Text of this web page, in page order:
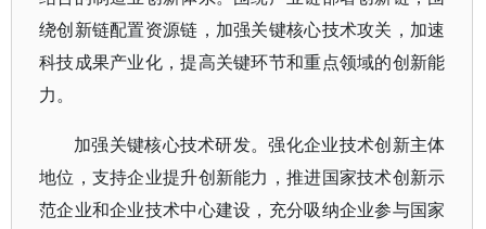
绕创新链配置资源链，加强关键核心技术攻关，加速
科技成果产业化，提高关键环节和重点领域的创新能
力。
加强关键核心技术研发。强化企业技术创新主体
地位，支持企业提升创新能力，推进国家技术创新示
范企业和企业技术中心建设，充分吸纳企业参与国家